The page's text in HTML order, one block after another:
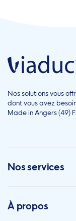
Nos solutions vous
dont vous avez
Made in Angers (49)
Nos services
À propos